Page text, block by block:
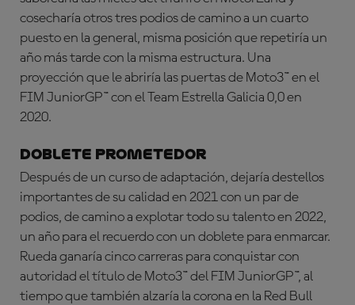
cosecharía otros tres podios de camino a un cuarto
puesto en la general, misma posición que repetiría un
año más tarde con la misma estructura. Una
proyección que le abriría las puertas de Moto3™ en el
FIM JuniorGP™ con el Team Estrella Galicia 0,0 en
2020.
DOBLETE PROMETEDOR
Después de un curso de adaptación, dejaría destellos
importantes de su calidad en 2021 con un par de
podios, de camino a explotar todo su talento en 2022,
un año para el recuerdo con un doblete para enmarcar.
Rueda ganaría cinco carreras para conquistar con
autoridad el título de Moto3™ del FIM JuniorGP™, al
tiempo que también alzaría la corona en la Red Bull